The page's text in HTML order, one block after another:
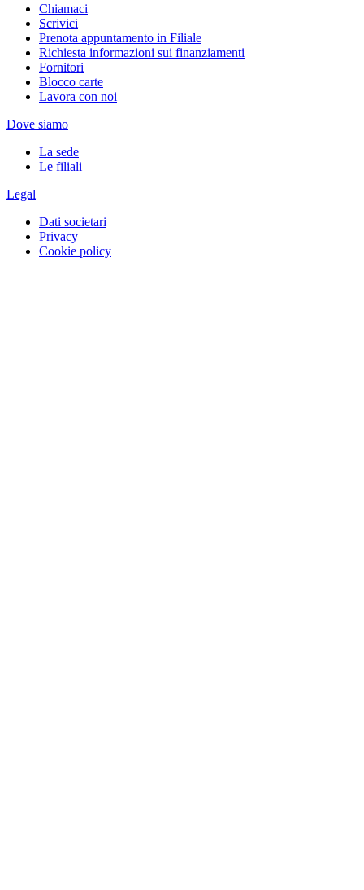
Chiamaci
Scrivici
Prenota appuntamento in Filiale
Richiesta informazioni sui finanziamenti
Fornitori
Blocco carte
Lavora con noi
Dove siamo
La sede
Le filiali
Legal
Dati societari
Privacy
Cookie policy